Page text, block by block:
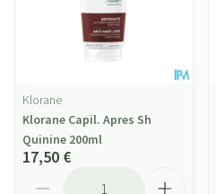
Klorane
Klorane Capil. Apres Sh
Quinine 200ml
17,50 €